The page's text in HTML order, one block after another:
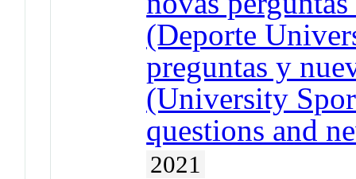
(Deporte
preguntas y
(University
questions and
2021